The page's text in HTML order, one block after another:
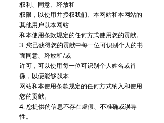
权利、同意、释放和
权限，以使用并授权我们、本网站和本网站的
其他用户以本网站
和本使用条款规定的任何方式使用您的贡献。
3. 您已获得您的贡献中每一位可识别个人的书
面同意、释放和/或
许可，可以使用每一位可识别个人姓名或肖
像，以便能够以本
网站和本使用条款规定的任何方式纳入和使用
您的贡献。
4. 您提供的信息不存在虚假、不准确或误导
性。